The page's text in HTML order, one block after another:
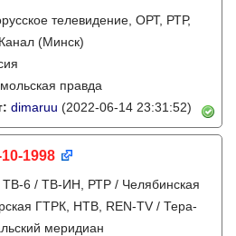
телевидение, ОРТ, РТР,
(Минск)
правда
dimaruu (2022-06-14 23:31:52)
1998
6 / ТВ-ИН, РТР / Челябинская
ГТРК, НТВ, REN-TV / Тера-
меридиан